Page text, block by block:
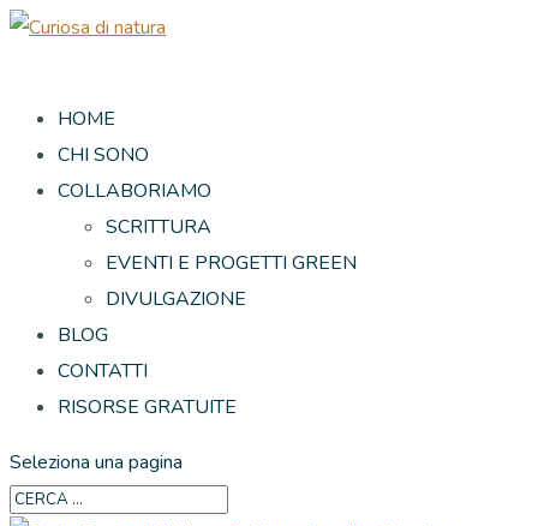
HOME
CHI SONO
COLLABORIAMO
SCRITTURA
EVENTI E PROGETTI GREEN
DIVULGAZIONE
BLOG
CONTATTI
RISORSE GRATUITE
Seleziona una pagina